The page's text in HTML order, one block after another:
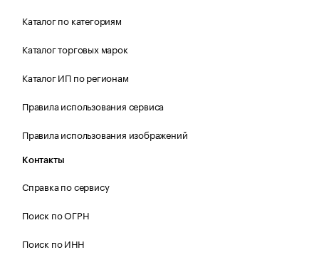
Каталог по категориям
Каталог торговых марок
Каталог ИП по регионам
Правила использования сервиса
Правила использования изображений
Контакты
Справка по сервису
Поиск по ОГРН
Поиск по ИНН